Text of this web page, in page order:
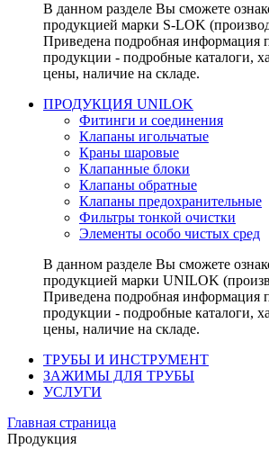
В данном разделе Вы сможете
продукцией марки S-LOK
Приведена подробная информация
продукции - подробные каталоги,
цены, наличие на складе.
ПРОДУКЦИЯ UNILOK
Фитинги и соединения
Клапаны игольчатые
Краны шаровые
Клапанные блоки
Клапаны обратные
Клапаны предохранительные
Фильтры тонкой очистки
Элементы особо чистых сред
В данном разделе Вы сможете
продукцией марки UNILOK
Приведена подробная информация
продукции - подробные каталоги,
цены, наличие на складе.
ТРУБЫ И ИНСТРУМЕНТ
ЗАЖИМЫ ДЛЯ ТРУБЫ
УСЛУГИ
Главная страница
Продукция